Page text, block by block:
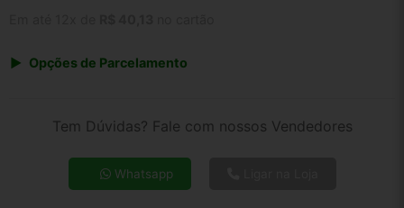
Opções de Parcelamento
4x de R$ 109,75
5x de R$ 88,95
Tem Dúvidas? Fale com nossos Vendedores
Whatsapp